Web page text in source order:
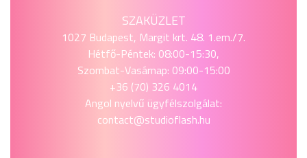
SZAKÜZLET
1027 Budapest, Margit krt. 48. 1.em./7.
Hétfő-Péntek: 08:00-15:30,
Szombat-Vasárnap: 09:00-15:00
+36 (70) 326 4014
Angol nyelvű ügyfélszolgálat:
contact@studioflash.hu